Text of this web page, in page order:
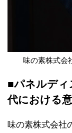
味の素株式会
■パネルディ
代における
味の素株式会社